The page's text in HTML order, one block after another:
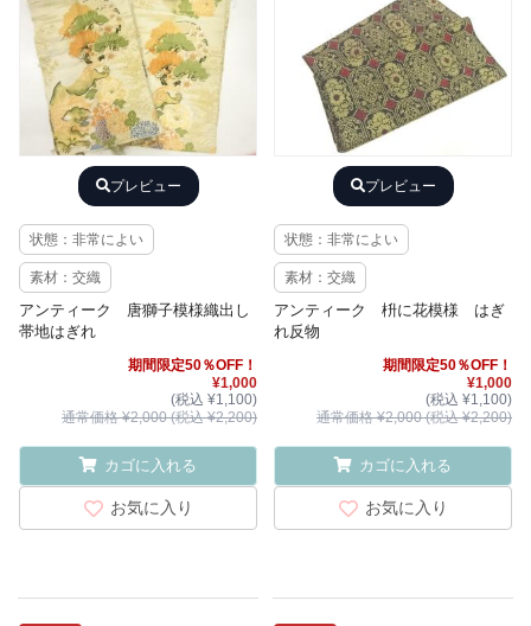
プレビュー
状態：非常によい
素材：交織
アンティーク 唐獅子模様織出し
帯地はぎれ
期間限定50％OFF！
¥1,000
(税込 ¥1,100)
通常価格 ¥2,000 (税込 ¥2,200)
カゴに入れる
お気に入り
プレビュー
状態：非常によい
素材：交織
アンティーク 枡に花模様 はぎ
れ反物
期間限定50％OFF！
¥1,000
(税込 ¥1,100)
通常価格 ¥2,000 (税込 ¥2,200)
カゴに入れる
お気に入り